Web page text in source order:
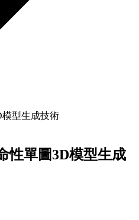
模型生成技術
性單圖3D模型生成